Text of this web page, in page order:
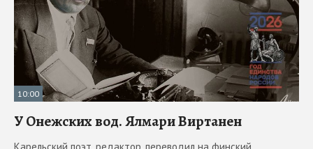
10:00
У Онежских вод. Ялмари Виртанен